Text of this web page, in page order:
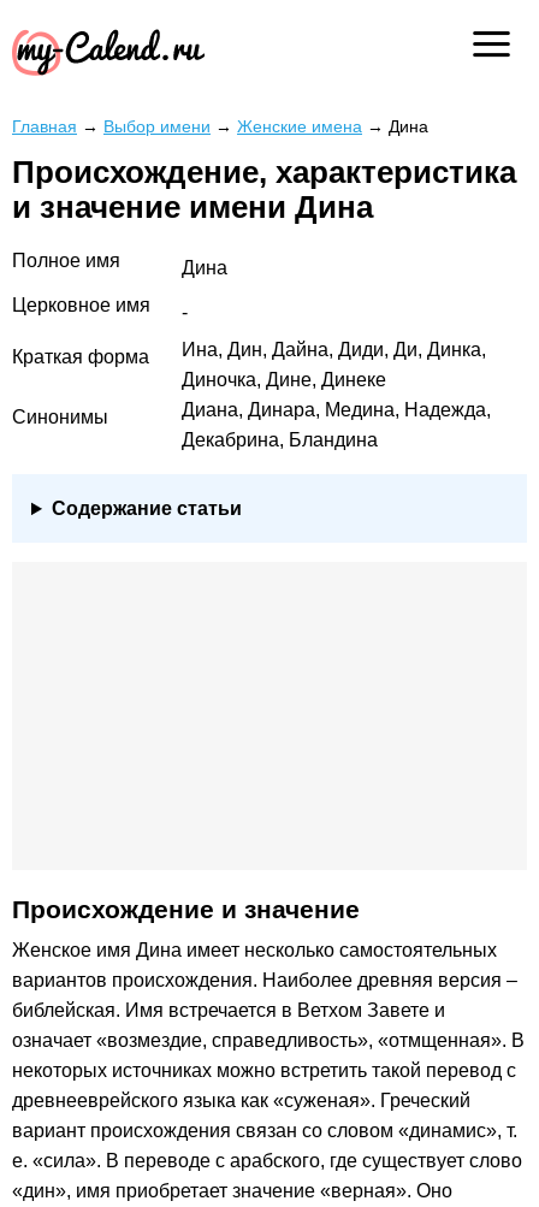
Главная → Выбор имени → Женские имена → Дина
Происхождение, характеристика
и значение имени Дина
Полное имя
Дина
Церковное имя
-
Краткая форма
Ина, Дин, Дайна, Диди, Ди, Динка,
Диночка, Дине, Динеке
Синонимы
Диана, Динара, Медина, Надежда,
Декабрина, Бландина
Содержание статьи
Происхождение и значение
Женское имя Дина имеет несколько самостоятельных
вариантов происхождения. Наиболее древняя версия –
библейская. Имя встречается в Ветхом Завете и
означает «возмездие, справедливость», «отмщенная». В
некоторых источниках можно встретить такой перевод с
древнееврейского языка как «суженая». Греческий
вариант происхождения связан со словом «динамис», т.
е. «сила». В переводе с арабского, где существует слово
«дин», имя приобретает значение «верная». Оно